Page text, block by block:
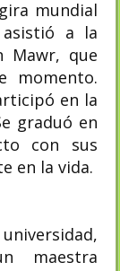
mundial
asistió a la
Mawr, que
momento.
en la
graduó en
con sus
en la vida.
maestra